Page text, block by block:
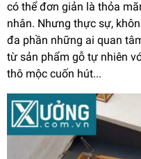
có thể đơn giản là thỏa
nhân. Nhưng thực sự,
đa phần những ai quan
từ sản phẩm gỗ tự nhiên
thô mộc cuốn hút...